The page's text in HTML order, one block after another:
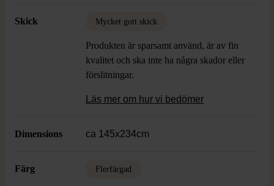
Skick Mycket gott skick
Produkten är sparsamt använd, är av fin
kvalitet och ska inte ha några skador eller
förslitningar.
Läs mer om hur vi bedömer
Dimensions ca 145x234cm
Färg Flerfärgad